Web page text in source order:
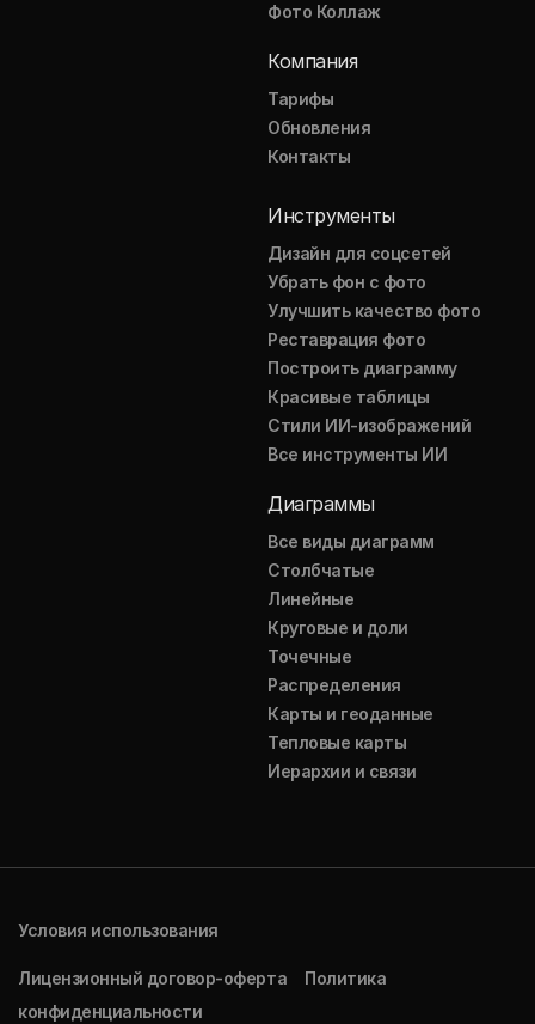
Фото Коллаж
Компания
Тарифы
Обновления
Контакты
Инструменты
Дизайн для соцсетей
Убрать фон с фото
Улучшить качество фото
Реставрация фото
Построить диаграмму
Красивые таблицы
Стили ИИ-изображений
Все инструменты ИИ
Диаграммы
Все виды диаграмм
Столбчатые
Линейные
Круговые и доли
Точечные
Распределения
Карты и геоданные
Тепловые карты
Иерархии и связи
Условия использования
Лицензионный договор-оферта
Политика
конфиденциальности